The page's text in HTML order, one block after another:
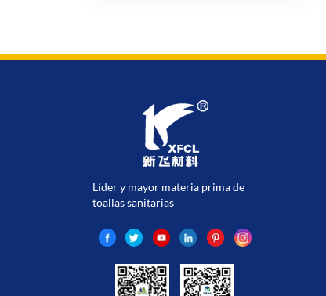
Líder y mayor materia prima de
toallas sanitarias